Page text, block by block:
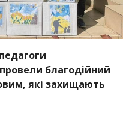
благодійний
які захищають